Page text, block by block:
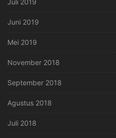
Juni 2019
Mei 2019
November 2018
September 2018
Agustus 2018
Juli 2018